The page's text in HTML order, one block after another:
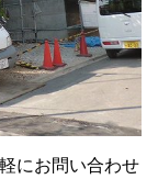
にお問い合わせ